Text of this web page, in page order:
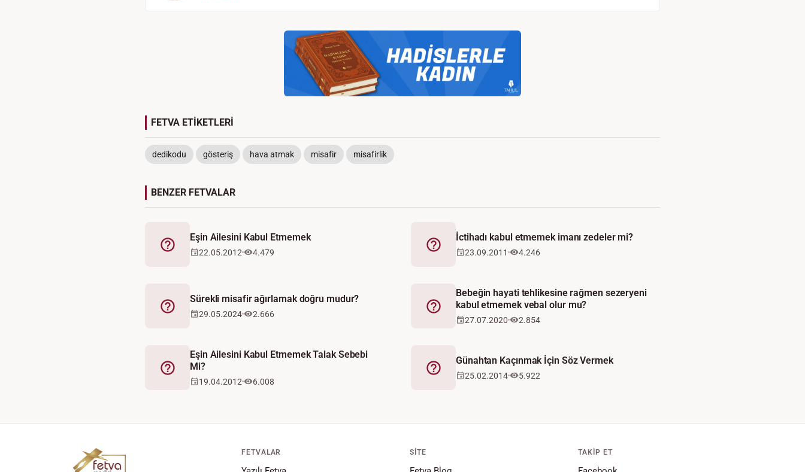
FETVA ETİKETLERİ
dedikodu gösteriş hava atmak misafir misafirlik
BENZER FETVALAR
Fetva
Eşin Ailesini Kabul Etmemek
22.05.2012 4.479 Fetva
İctihadı kabul etmemek imanı zedeler mi?
23.09.2011 4.246
Fetva
Sürekli misafir ağırlamak doğru mudur?
29.05.2024 2.666 Fetva
Bebeğin hayati tehlikesine rağmen sezeryeni
kabul etmemek vebal olur mu?
27.07.2020 2.854
Fetva
Eşin Ailesini Kabul Etmemek Talak Sebebi
Mi?
19.04.2012 6.008
Fetva
Günahtan Kaçınmak İçin Söz Vermek
25.02.2014 5.922
FETVALAR SITE TAKIP ET